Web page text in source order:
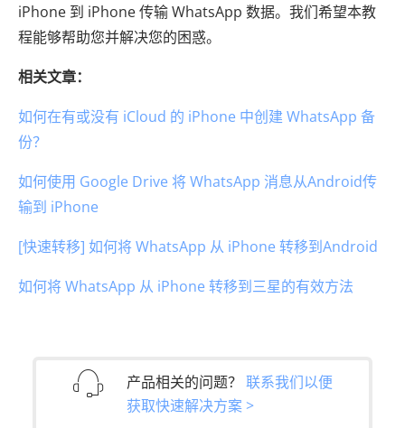
iPhone 到 iPhone 传输 WhatsApp 数据。我们希望本教
程能够帮助您并解决您的困惑。
相关文章：
如何在有或没有 iCloud 的 iPhone 中创建 WhatsApp 备
份？
如何使用 Google Drive 将 WhatsApp 消息从Android传
输到 iPhone
[快速转移] 如何将 WhatsApp 从 iPhone 转移到Android
如何将 WhatsApp 从 iPhone 转移到三星的有效方法
产品相关的问题？ 联系我们以便
获取快速解决方案 >